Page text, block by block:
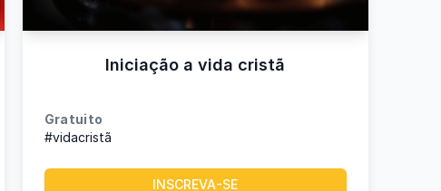
Iniciação a vida cristã
Gratuito
#vidacristã
INSCREVA-SE